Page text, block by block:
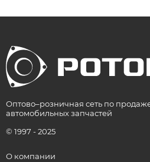
Оптово–розничная сеть по
автомобильных запчастей
© 1997 - 2025
О компании